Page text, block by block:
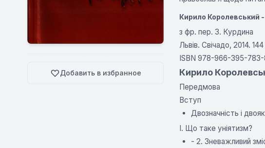
Добавить в избранное
Кирило Королевський
з фр. пер. 3. Курдина
Львів. Свічадо, 2014.
ISBN 978-966-395-
Кирило
Передмова
Вступ
Двозначність і
І. Що таке уніятизм?
- 2. Зневажливий